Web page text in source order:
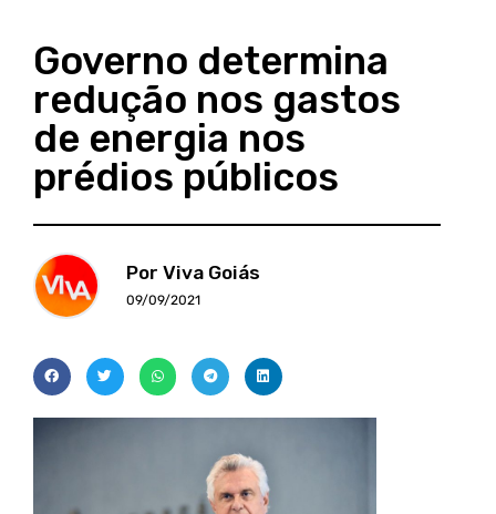
Governo determina
redução nos gastos
de energia nos
prédios públicos
Por Viva Goiás
09/09/2021